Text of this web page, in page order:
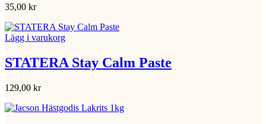
35,00 kr
Lägg i varukorg
STATERA Stay Calm Paste
129,00 kr